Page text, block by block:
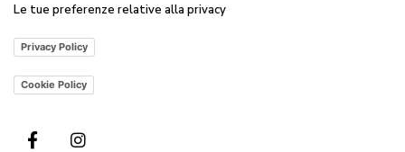
Le tue preferenze relative alla privacy
Privacy Policy
Cookie Policy